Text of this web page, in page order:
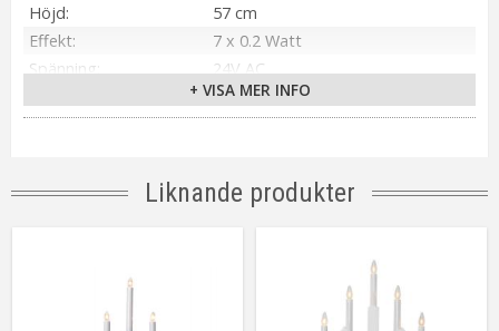
Höjd
57 cm
Effekt
7 x 0.2 Watt
Spänning
24V AC
IP20
Transformator
24V AC 2VA IP20
Ingår Romance LED
E10
Kabellängd
+ VISA MER INFO
Liknande produkter